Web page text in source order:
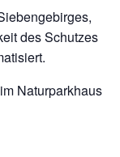
des Schutzes
Naturparkhaus